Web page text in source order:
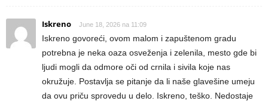
Iskreno June 18, 2026 na 11:09
Iskreno govoreći, ovom malom i zapuštenom gradu
potrebna je neka oaza osveženja i zelenila, mesto gde bi
ljudi mogli da odmore oči od crnila i sivila koje nas
okružuje. Postavlja se pitanje da li naše glavešine umeju
da ovu priču sprovedu u delo. Iskreno, teško. Nedostaje